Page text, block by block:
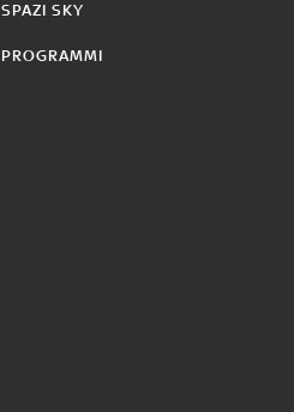
SPAZI SKY
PROGRAMMI